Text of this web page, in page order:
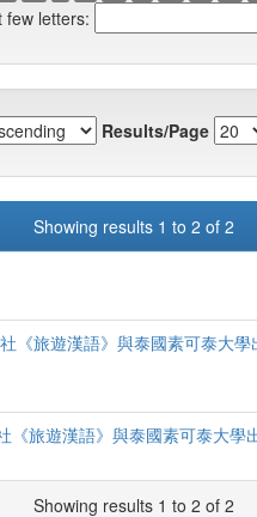
few letters:
Results/Page
Showing results 1 to 2 of 2
《旅遊漢語》與泰國素可泰大學
旅遊漢語》與泰國素可泰大學
Showing results 1 to 2 of 2